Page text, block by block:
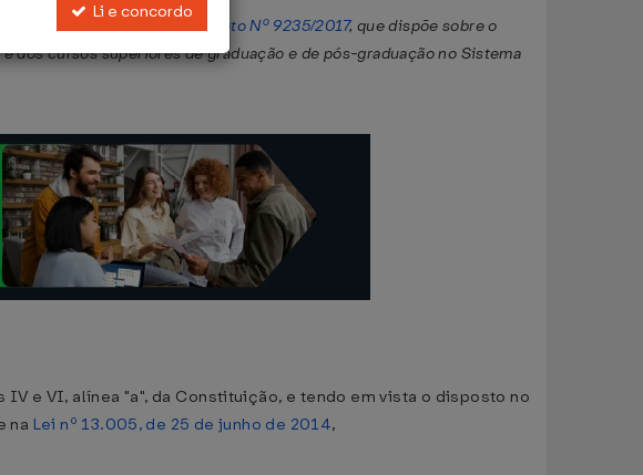
de graduação e altera oDecreto Nº 9235/2017, que dispõe sobre o
cursos superiores de graduação e de pós-graduação no Sistema
IV e VI, alínea "a", da Constituição, e tendo em vista o disposto no
na Lei nº 13.005, de 25 de junho de 2014,
Li e concordo